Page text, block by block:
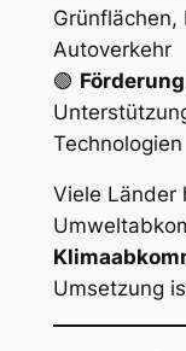
Grünflächen,
Autoverkehr
🟢
Technologien
Viele Länder
Umsetzung